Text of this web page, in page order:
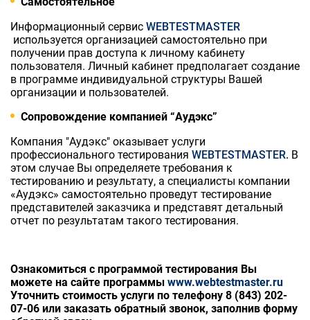
Информационный сервис WEBTESTMASTER
используется организацией самостоятельно при
получении прав доступа к личному кабинету
пользователя. Личный кабинет предполагает создание
в программе индивидуальной структуры Вашей
организации и пользователей.
Сопровождение компанией “Аудэкс”
Компания "Аудэкс" оказывает услуги
профессионального тестирования WEBTESTMASTER. В
этом случае Вы определяете требования к
тестированию и результату, а специалисты компании
«Аудэкс» самостоятельно проведут тестирование
представителей заказчика и представят детальный
отчет по результатам такого тестирования.
Ознакомиться с программой тестирования Вы
можете на сайте программы www.webtestmaster.ru
Уточнить стоимость услуги по телефону 8 (843) 202-
07-06 или заказать обратный звонок, заполнив форму